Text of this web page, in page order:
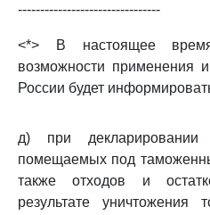
--------------------------------
<*> В настоящее
возможности применения
России будет
д) при декларировании
помещаемых под
также отходов и
результате уничтожения